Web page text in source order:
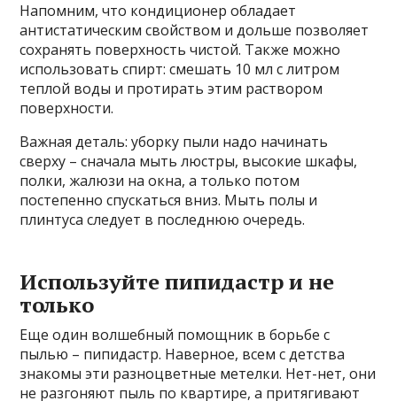
Напомним, что кондиционер обладает
антистатическим свойством и дольше позволяет
сохранять поверхность чистой. Также можно
использовать спирт: смешать 10 мл с литром
теплой воды и протирать этим раствором
поверхности.
Важная деталь: уборку пыли надо начинать
сверху – сначала мыть люстры, высокие шкафы,
полки, жалюзи на окна, а только потом
постепенно спускаться вниз. Мыть полы и
плинтуса следует в последнюю очередь.
Используйте пипидастр и не
только
Еще один волшебный помощник в борьбе с
пылью – пипидастр. Наверное, всем с детства
знакомы эти разноцветные метелки. Нет-нет, они
не разгоняют пыль по квартире, а притягивают